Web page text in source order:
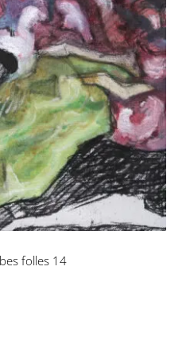
Les herbes folles 14
folles 14